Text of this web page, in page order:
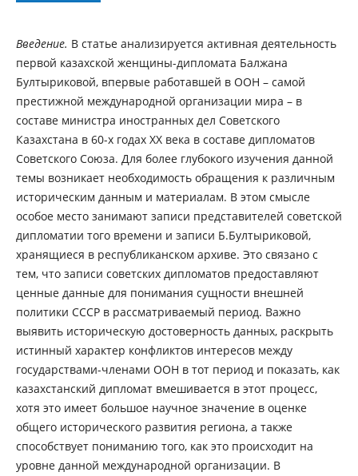
Введение. В статье анализируется активная деятельность
первой казахской женщины-дипломата Балжана
Бултыриковой, впервые работавшей в ООН – самой
престижной международной организации мира – в
составе министра иностранных дел Советского
Казахстана в 60-х годах XX века в составе дипломатов
Советского Союза. Для более глубокого изучения данной
темы возникает необходимость обращения к различным
историческим данным и материалам. В этом смысле
особое место занимают записи представителей советской
дипломатии того времени и записи Б.Бултыриковой,
хранящиеся в республиканском архиве. Это связано с
тем, что записи советских дипломатов предоставляют
ценные данные для понимания сущности внешней
политики СССР в рассматриваемый период. Важно
выявить историческую достоверность данных, раскрыть
истинный характер конфликтов интересов между
государствами-членами ООН в тот период и показать, как
казахстанский дипломат вмешивается в этот процесс,
хотя это имеет большое научное значение в оценке
общего исторического развития региона, а также
способствует пониманию того, как это происходит на
уровне данной международной организации. В